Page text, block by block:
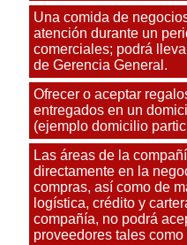
Una comida de
atención durante un
comerciales; podrá
de Gerencia General.
Ofrecer o aceptar
entregados en un
(ejemplo domicilio
Las áreas de la
directamente en la
compras, así como de
logística, crédito y
compañía, no podrá
proveedores tales